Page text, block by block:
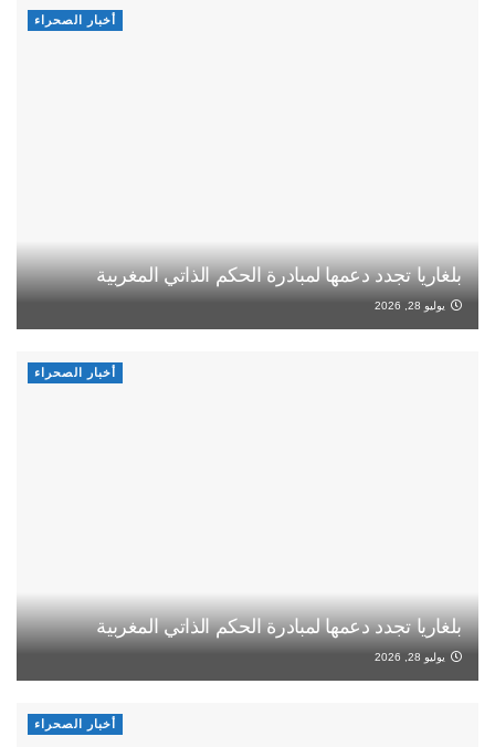
أخبار الصحراء
بلغاريا تجدد دعمها لمبادرة الحكم الذاتي المغربية
يوليو 28, 2026
أخبار الصحراء
بلغاريا تجدد دعمها لمبادرة الحكم الذاتي المغربية
يوليو 28, 2026
أخبار الصحراء